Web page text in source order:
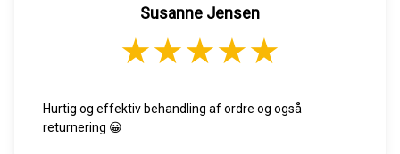
Susanne Jensen
Hurtig og effektiv behandling af ordre og også
returnering 😀